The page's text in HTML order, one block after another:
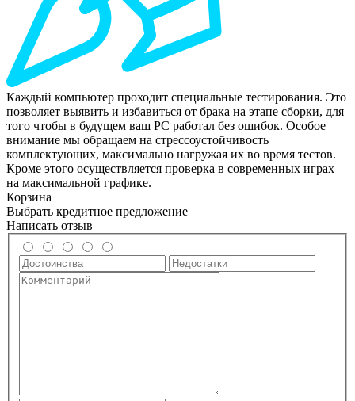
Каждый компьютер проходит специальные тестирования. Это
позволяет выявить и избавиться от брака на этапе сборки, для
того чтобы в будущем ваш РС работал без ошибок. Особое
внимание мы обращаем на стрессоустойчивость
комплектующих, максимально нагружая их во время тестов.
Кроме этого осуществляется проверка в современных играх
на максимальной графике.
Корзина
Выбрать кредитное предложение
Написать отзыв